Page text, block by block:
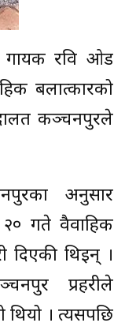
रवि ओड
बलात्कारको
कञ्चनपुरले
अनुसार
गते वैवाहिक
दिएकी थिइन् ।
प्रहरीले
थियो । त्यसपछि